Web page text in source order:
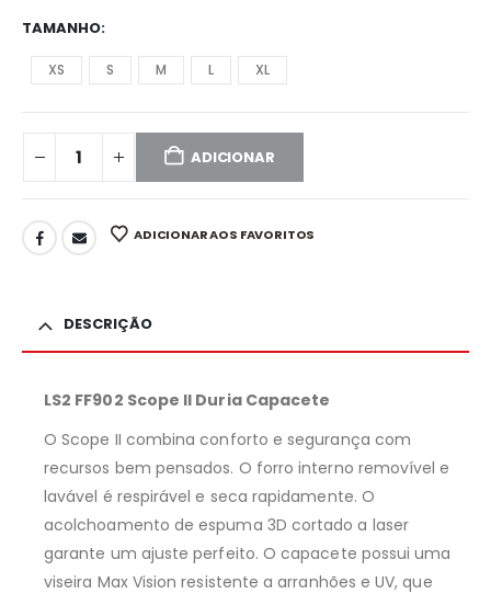
TAMANHO
XS S M L XL
ADICIONAR
ADICIONAR AOS FAVORITOS
DESCRIÇÃO
LS2 FF902 Scope II Duria Capacete
O Scope II combina conforto e segurança com
recursos bem pensados. O forro interno removível e
lavável é respirável e seca rapidamente. O
acolchoamento de espuma 3D cortado a laser
garante um ajuste perfeito. O capacete possui uma
viseira Max Vision resistente a arranhões e UV, que